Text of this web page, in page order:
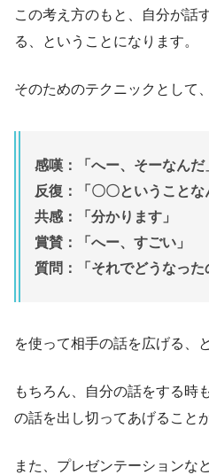
この考え方のもと、自分が話
る、ということになります。
そのためのテクニックとして、
感嘆：「へー、そーなんだ
反復：「〇〇ということな
共感：「分かります」
賞賛：「へー、すごい」
質問：「それでどうなった
を使って相手の話を広げる、
もちろん、自分の話をする時
の話を出し切ってあげること
また、プレゼンテーションな